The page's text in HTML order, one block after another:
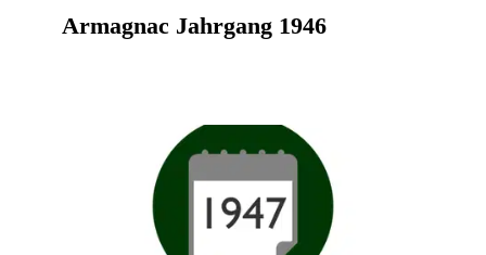
Armagnac Jahrgang 1946